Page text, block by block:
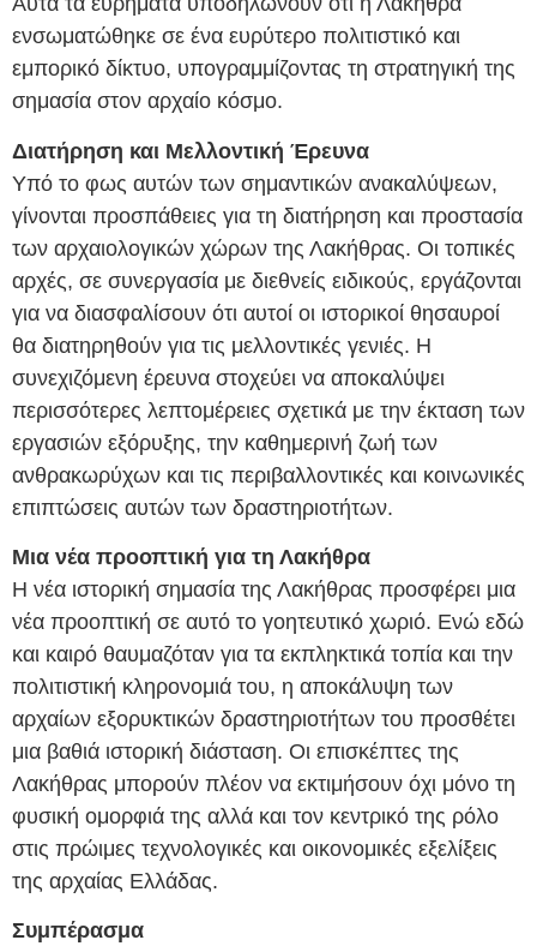
ενσωματώθηκε σε ένα ευρύτερο πολιτιστικό και
εμπορικό δίκτυο, υπογραμμίζοντας τη στρατηγική της
σημασία στον αρχαίο κόσμο.
Διατήρηση και Μελλοντική Έρευνα
Υπό το φως αυτών των σημαντικών ανακαλύψεων,
γίνονται προσπάθειες για τη διατήρηση και προστασία
των αρχαιολογικών χώρων της Λακήθρας. Οι τοπικές
αρχές, σε συνεργασία με διεθνείς ειδικούς, εργάζονται
για να διασφαλίσουν ότι αυτοί οι ιστορικοί θησαυροί
θα διατηρηθούν για τις μελλοντικές γενιές. Η
συνεχιζόμενη έρευνα στοχεύει να αποκαλύψει
περισσότερες λεπτομέρειες σχετικά με την έκταση των
εργασιών εξόρυξης, την καθημερινή ζωή των
ανθρακωρύχων και τις περιβαλλοντικές και κοινωνικές
επιπτώσεις αυτών των δραστηριοτήτων.
Μια νέα προοπτική για τη Λακήθρα
Η νέα ιστορική σημασία της Λακήθρας προσφέρει μια
νέα προοπτική σε αυτό το γοητευτικό χωριό. Ενώ εδώ
και καιρό θαυμαζόταν για τα εκπληκτικά τοπία και την
πολιτιστική κληρονομιά του, η αποκάλυψη των
αρχαίων εξορυκτικών δραστηριοτήτων του προσθέτει
μια βαθιά ιστορική διάσταση. Οι επισκέπτες της
Λακήθρας μπορούν πλέον να εκτιμήσουν όχι μόνο τη
φυσική ομορφιά της αλλά και τον κεντρικό της ρόλο
στις πρώιμες τεχνολογικές και οικονομικές εξελίξεις
της αρχαίας Ελλάδας.
Συμπέρασμα